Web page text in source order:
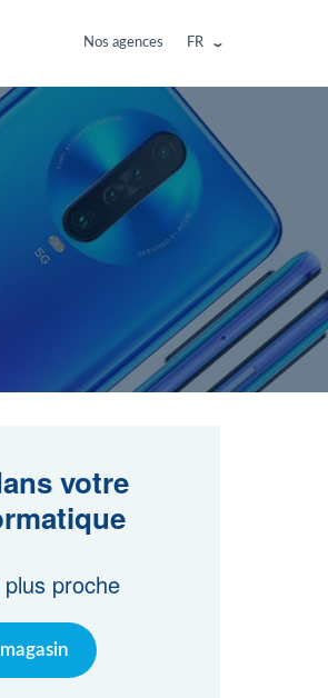
Nos agences FR
votre
proche